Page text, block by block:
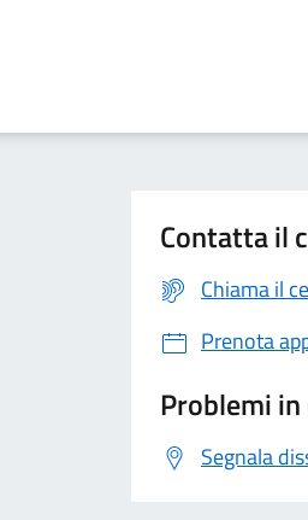
Contatta il
Chiama il
Prenota
Problemi
Segnala